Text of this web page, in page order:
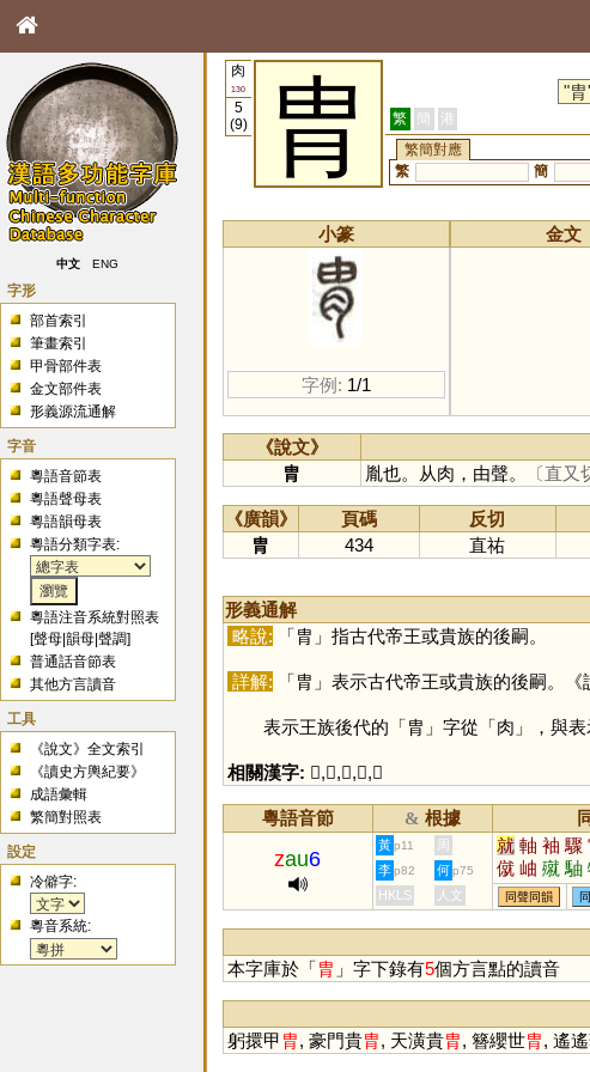
中文 ENG
字形
部首索引
筆畫索引
甲骨部件表
金文部件表
形義源流通解
字音
粵語音節表
粵語聲母表
粵語韻母表
粵語分類字表:
粵語注音系統對照表
[聲母 |韻母 |聲調]
普通話音節表
其他方言讀音
工具
《說文》全文索引
《讀史方輿紀要》
成語彙輯
繁簡對照表
設定
冷僻字:
粵音系統:
肉
130
5
(9)
胄 繁 簡 港
繁簡對應
繁
簡
小篆
字例: 1/1
金文
《說文》
胄
胤也。从肉，由聲。 〔直又
《廣韻》 頁碼 反切
胄
434 直祐
形義通解
略說: 「胄 」指古代帝王或貴族的後嗣。
詳解: 「胄 」表示古代帝王或貴族的後嗣。
表示王族後代的「胄 」字從「肉 」，與
相關漢字: 𦙍,胤,肉,冃,冑
粵語音節 & 根據
zau6
黃 p11 周 就 軸 袖 驟
僦 岫 殧 駎
鯫 褎 鮦
李 p82 何 p75
HKLS 人文 同聲同韻
本字庫於「胄 」字下錄有5個方言點的讀音
躬擐甲 胄, 豪門貴胄, 天潢貴胄, 簪纓世胄, 遙